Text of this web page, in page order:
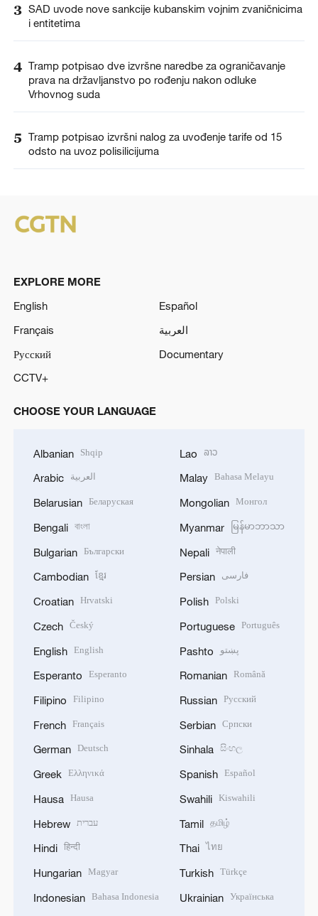
3 SAD uvode nove sankcije kubanskim vojnim zvaničnicima
i entitetima
4 Tramp potpisao dve izvršne naredbe za ograničavanje
prava na državljanstvo po rođenju nakon odluke
Vrhovnog suda
5 Tramp potpisao izvršni nalog za uvođenje tarife od 15
odsto na uvoz polisilicijuma
EXPLORE MORE
English
Español
Français
العربية
Русский
Documentary
CCTV+
CHOOSE YOUR LANGUAGE
Albanian Shqip
Arabic العربية
Belarusian Беларуская
Bengali বাংলা
Bulgarian Български
Cambodian ខ្មែរ
Croatian Hrvatski
Czech Český
English English
Esperanto Esperanto
Filipino Filipino
French Français
German Deutsch
Greek Ελληνικά
Hausa Hausa
Hebrew עברית
Hindi हिन्दी
Hungarian Magyar
Indonesian Bahasa Indonesia
Lao ລາວ
Malay Bahasa Melayu
Mongolian Монгол
Myanmar မြန်မာဘာသာ
Nepali नेपाली
Persian فارسی
Polish Polski
Portuguese Português
Pashto پښتو
Romanian Română
Russian Русский
Serbian Српски
Sinhala සිංහල
Spanish Español
Swahili Kiswahili
Tamil தமிழ்
Thai ไทย
Turkish Türkçe
Ukrainian Українська